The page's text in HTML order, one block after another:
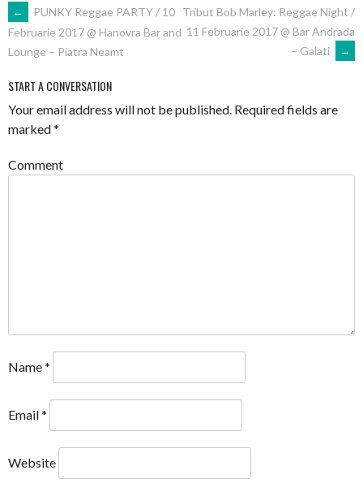
POST
NAVIGATION
←
PUNKY Reggae PARTY / 10
Februarie 2017 @ Hanovra Bar and
Lounge – Piatra Neamt
Tribut Bob Marley: Reggae Night /
11 Februarie 2017 @ Bar Andrada
– Galati
→
START A CONVERSATION
Your email address will not be published. Required fields are
marked*
Comment
Name*
Email*
Website